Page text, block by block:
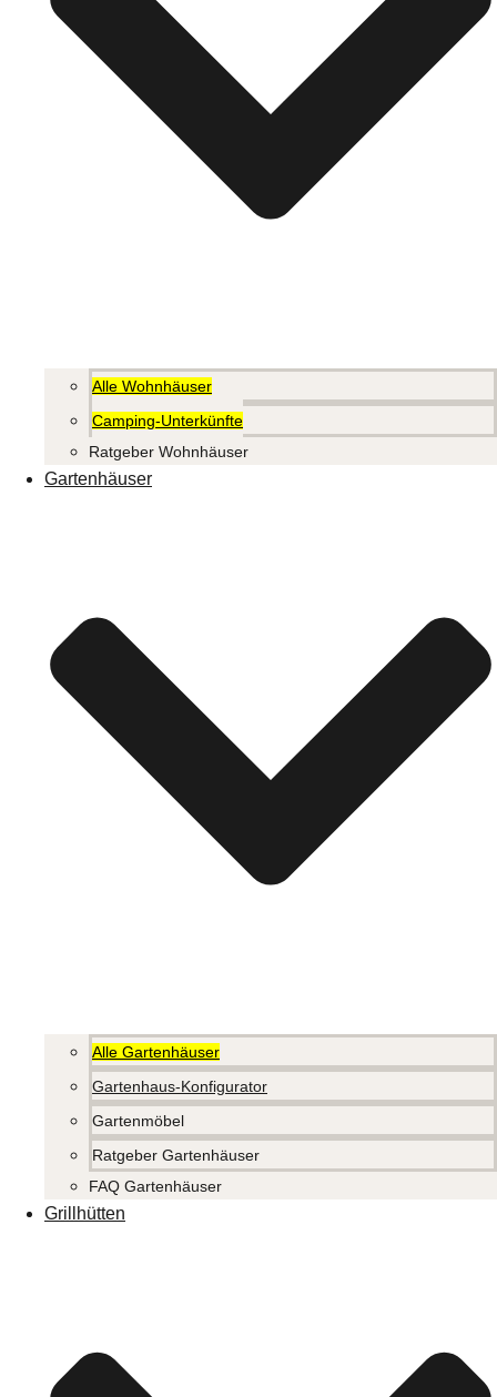
Alle Wohnhäuser
Camping-Unterkünfte
Ratgeber Wohnhäuser
Gartenhäuser
Alle Gartenhäuser
Gartenhaus-Konfigurator
Gartenmöbel
Ratgeber Gartenhäuser
FAQ Gartenhäuser
Grillhütten